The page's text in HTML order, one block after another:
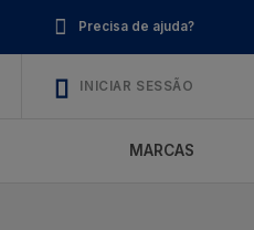
Precisa de ajuda?
INICIAR SESSÃO
MARCAS